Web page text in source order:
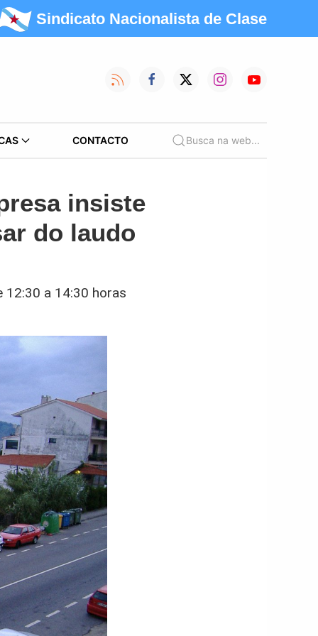
Sindicato Nacionalista de Clase
CONTACTO Busca na web...
insiste
do laudo
12:30 a 14:30 horas